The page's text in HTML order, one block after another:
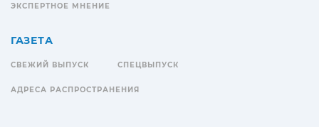
ЭКСПЕРТНОЕ МНЕНИЕ
ГАЗЕТА
СВЕЖИЙ ВЫПУСК СПЕЦВЫПУСК
АДРЕСА РАСПРОСТРАНЕНИЯ